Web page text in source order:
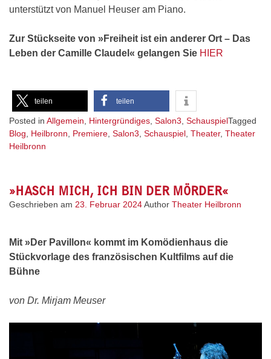
unterstützt von Manuel Heuser am Piano.
Zur Stückseite von »Freiheit ist ein anderer Ort – Das
Leben der Camille Claudel« gelangen Sie HIER
teilen teilen
Posted in Allgemein Hintergründiges Salon3 SchauspielTagged
Blog
Heilbronn Premiere Salon3 Schauspiel Theater, Theater
Heilbronn
»HASCH MICH, ICH BIN DER MÖRDER«
Geschrieben am 23. Februar 2024Author Theater Heilbronn
Mit »Der Pavillon« kommt im Komödienhaus die
Stückvorlage des französischen Kultfilms auf die
Bühne
von Dr. Mirjam Meuser